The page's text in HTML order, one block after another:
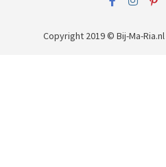
Copyright 2019 © Bij-Ma-Ria.nl